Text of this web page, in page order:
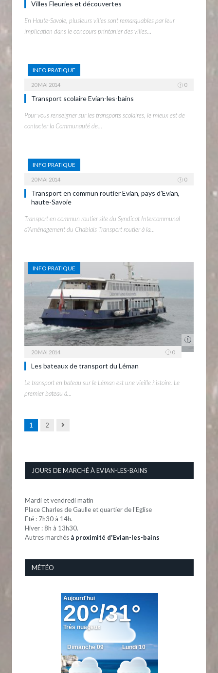
Villes Fleuries et découvertes
En Haute-Savoie, plusieurs villes sont remarquables par leur
implication dans le concours printanier des villes…
INFO PRATIQUE
20 MAI 2014 0
Transport scolaire Evian-les-bains
Pour vous renseigner sur les transports scolaires, le mieux est de
contacter la Communauté de…
INFO PRATIQUE
20 MAI 2014 0
Transport en commun routier Evian, pays d’Evian,
haute-Savoie
Transport en commun routier site du Syndicat Intercommunal
d’Aménagement du Chablais Transport routier à la…
INFO PRATIQUE
20 MAI 2014 0
Les bateaux de transport du Léman
Le transport en bateau sur le Léman est une vieille histoire. Le
premier bateau à…
1 2 Next
JOURS DE MARCHÉ À EVIAN-LES-BAINS
Mardi et vendredi matin
Place Charles de Gaulle et quartier de l'Eglise
Eté : 7h30 à 14h.
Hiver : 8h à 13h30.
Autres marchés à proximité d'Evian-les-bains
MÉTÉO